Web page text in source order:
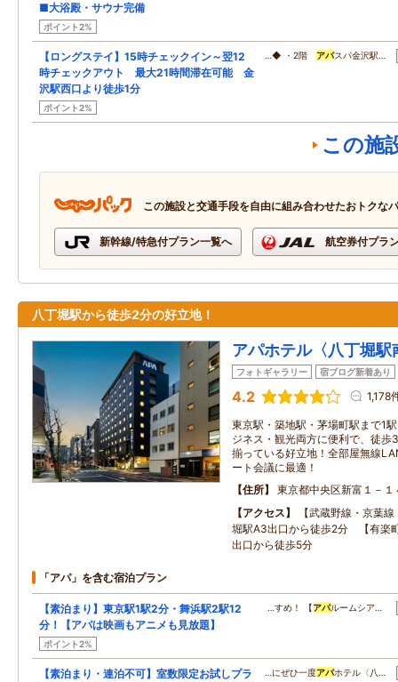
■大浴殿・サウナ完備
ポイント2%
【ロングステイ】15時チェックイン～翌12
時チェックアウト 最大21時間滞在可能 金
沢駅西口より徒歩1分
ポイント2%
…◆ ・2階 アパスパ金沢駅…
この施
この施設と交通手段を自由に組み合わせたおトクな
新幹線/特急付プラン一覧へ 航空券付プラ
八丁堀駅から徒歩2分の好立地！
アパホテル〈八丁堀駅
フォトギャラリー 宿ブログ新着あり
4.2 1,178
東京駅・築地駅・茅場町駅まで1
ジネス・観光両方に便利で、徒
揃っている好立地！全部屋無線
ート会議に最適！
住所
東京都中央区新富１－１
アクセス
【武蔵野線・京葉
堀駅A3出口から徒歩2分 【有楽
出口から徒歩5分
「アパ」を含む宿泊プラン
【素泊まり】東京駅1駅2分・舞浜駅2駅12
分！【アパは映画もアニメも見放題】
ポイント2%
…すめ！ 【アパルームシア…
【素泊まり・連泊不可】室数限定お試しプラ
…にぜひ一度アパホテル〈八…